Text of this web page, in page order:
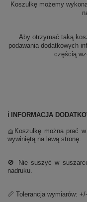
Koszulkę możemy
Aby otrzymać taką
podawania dodatkowych
częścią
ℹ️ INFORMACJA
🧺Koszulkę można prać
wywiniętą na lewą stronę.
🚫 Nie suszyć w
nadruku.
📏 Tolerancja wymiarów: